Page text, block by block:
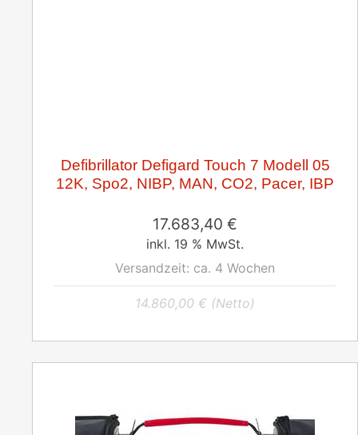
Defibrillator Defigard Touch 7 Modell 05
12K, Spo2, NIBP, MAN, CO2, Pacer, IBP
17.683,40 €
inkl. 19 % MwSt.
Versandzeit: ca. 4 Wochen
14.860,00 € (Netto)